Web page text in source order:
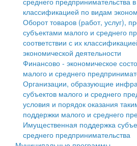
Фотоальбом
Проекты административных
Антимонопольный комплаенс
Противодействие коррупции
среднего предпринимательства
Муниципальные программы
Контрольно-счетная палата
Персональные данные
Оценка регулирующего
Деятельность МУ
Нормативы градостроительного
классификацией по видам
Оборот товаров (работ, услуг),
субъектами малого и среднего
соответствии с их
экономической деятельности
Финансово - экономическое
малого и среднего
Организации, образующие
субъектов малого и среднего
условия и порядок оказания
поддержки малого и среднего
Имущественная поддержка
среднего предпринимательства